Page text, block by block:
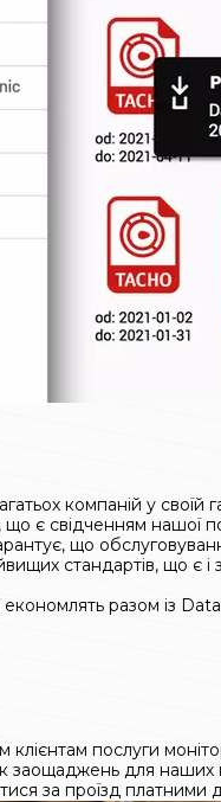
компаній у своїй
є свідченням нашої
що
стандартів, що є
економлять разом із
послуги
для наших
за проїзд платними